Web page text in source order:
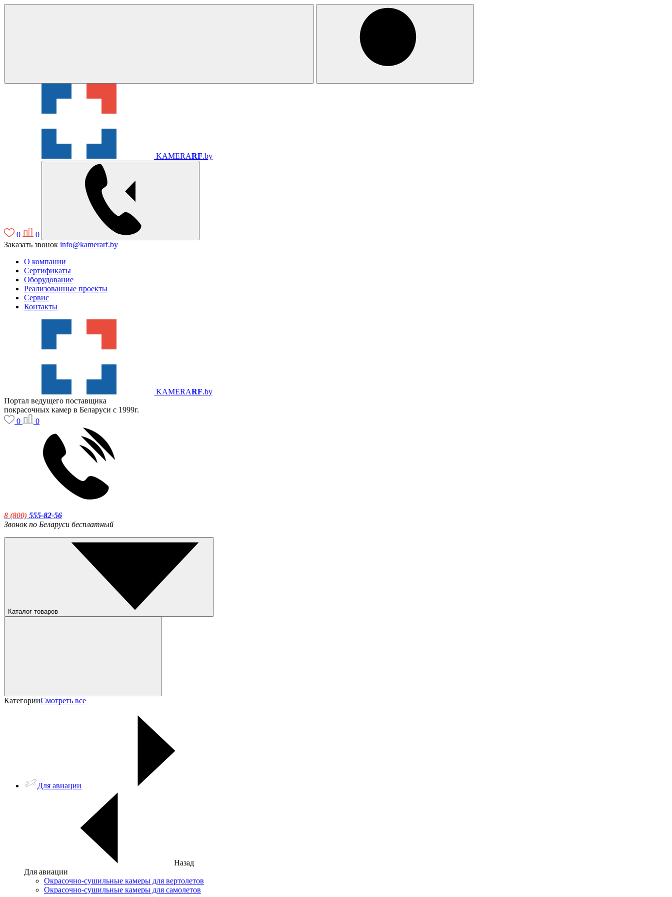
KAMERARF.by
0
0
Заказать звонок info@kamerarf.by
О компании
Сертификаты
Оборудование
Реализованные проекты
Сервис
Контакты
KAMERARF.by
Портал ведущего поставщика
покрасочных камер в Беларуси с 1999г.
0
0
8 (800) 555-82-56
Звонок по Беларуси бесплатный
Каталог товаров
КатегорииСмотреть все
Для авиации
Назад
Для авиации
Окрасочно-сушильные камеры для вертолетов
Окрасочно-сушильные камеры для самолетов